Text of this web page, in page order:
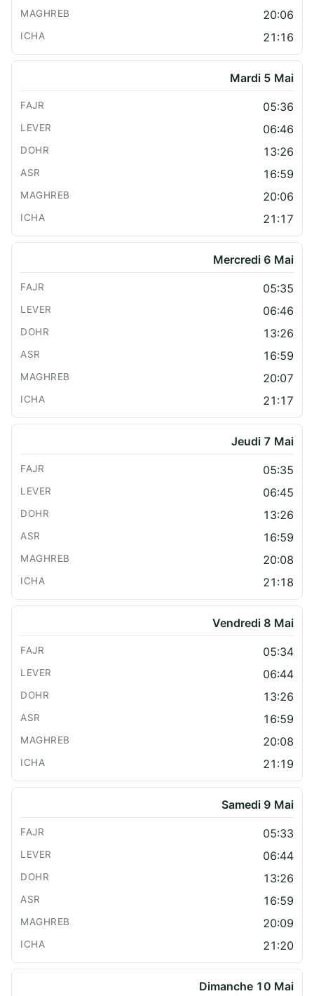
20:06
21:16
Mardi 5 Mai
05:36
06:46
13:26
16:59
20:06
21:17
Mercredi 6 Mai
05:35
06:46
13:26
16:59
20:07
21:17
Jeudi 7 Mai
05:35
06:45
13:26
16:59
20:08
21:18
Vendredi 8 Mai
05:34
06:44
13:26
16:59
20:08
21:19
Samedi 9 Mai
05:33
06:44
13:26
16:59
20:09
21:20
Dimanche 10 Mai